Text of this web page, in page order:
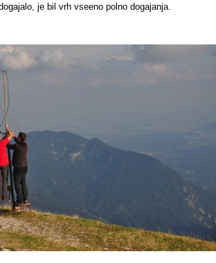
je bil vrh vseeno polno dogajanja.